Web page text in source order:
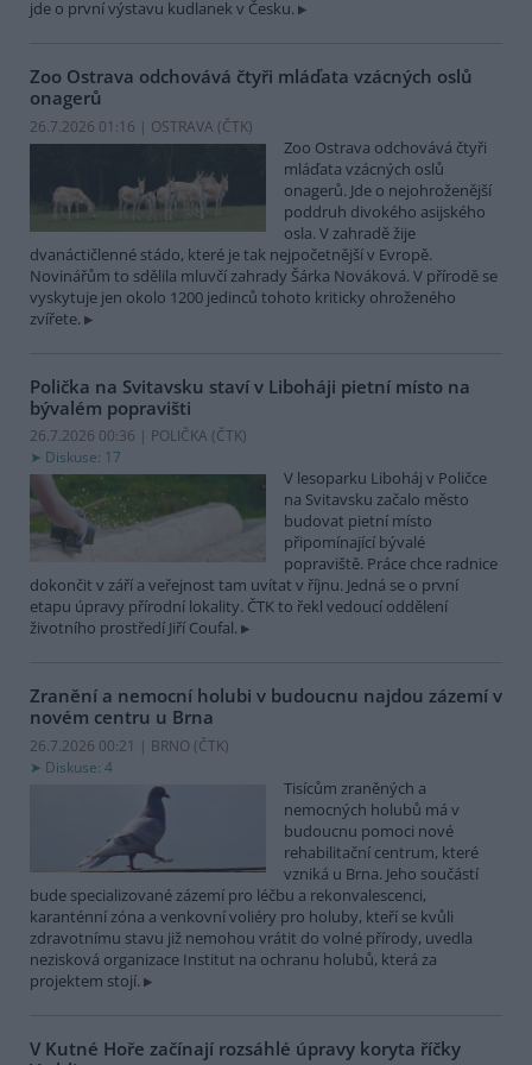
jde o první výstavu kudlanek v Česku.
Zoo Ostrava odchovává čtyři mláďata vzácných oslů
onagerů
26.7.2026 01:16 | OSTRAVA (ČTK)
Zoo Ostrava odchovává čtyři
mláďata vzácných oslů
onagerů. Jde o nejohroženější
poddruh divokého asijského
osla. V zahradě žije
dvanáctičlenné stádo, které je tak nejpočetnější v Evropě.
Novinářům to sdělila mluvčí zahrady Šárka Nováková. V přírodě se
vyskytuje jen okolo 1200 jedinců tohoto kriticky ohroženého
zvířete.
Polička na Svitavsku staví v Liboháji pietní místo na
bývalém popravišti
26.7.2026 00:36 | POLIČKA (ČTK)
Diskuse: 17
V lesoparku Liboháj v Poličce
na Svitavsku začalo město
budovat pietní místo
připomínající bývalé
popraviště. Práce chce radnice
dokončit v září a veřejnost tam uvítat v říjnu. Jedná se o první
etapu úpravy přírodní lokality. ČTK to řekl vedoucí oddělení
životního prostředí Jiří Coufal.
Zranění a nemocní holubi v budoucnu najdou zázemí v
novém centru u Brna
26.7.2026 00:21 | BRNO (ČTK)
Diskuse: 4
Tisícům zraněných a
nemocných holubů má v
budoucnu pomoci nové
rehabilitační centrum, které
vzniká u Brna. Jeho součástí
bude specializované zázemí pro léčbu a rekonvalescenci,
karanténní zóna a venkovní voliéry pro holuby, kteří se kvůli
zdravotnímu stavu již nemohou vrátit do volné přírody, uvedla
nezisková organizace Institut na ochranu holubů, která za
projektem stojí.
V Kutné Hoře začínají rozsáhlé úpravy koryta říčky